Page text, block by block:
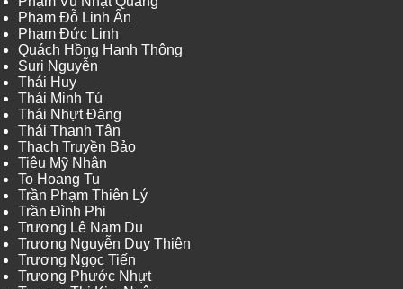
Phạm Đỗ Linh Ấn
Phạm Đức Linh
Quách Hồng Hanh Thông
Suri Nguyễn
Thái Huy
Thái Minh Tú
Thái Nhựt Đăng
Thái Thanh Tân
Thạch Truyền Bảo
Tiêu Mỹ Nhân
To Hoang Tu
Trần Phạm Thiên Lý
Trần Đình Phi
Trương Lê Nam Du
Trương Nguyễn Duy Thiện
Trương Ngọc Tiến
Trương Phước Nhựt